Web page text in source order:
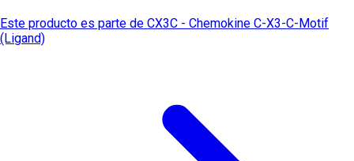
Este producto es parte de CX3C - Chemokine C-X3-C-Motif
(Ligand)